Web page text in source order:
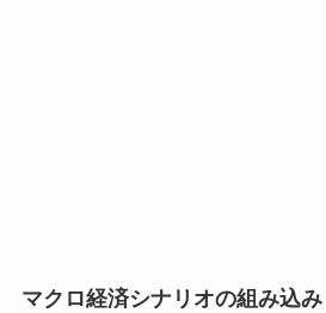
マクロ経済シナリオの組み込み